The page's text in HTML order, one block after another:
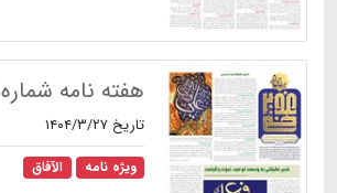
هفته نامه شماره ۸۴۴
تاریخ ۱۴۰۴/۳/۲۷
ویژه نامه الآفاق